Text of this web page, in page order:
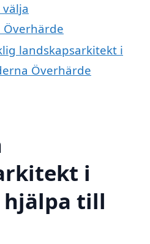
landskapsarkitekt i
Överhärde
i
hjälpa till